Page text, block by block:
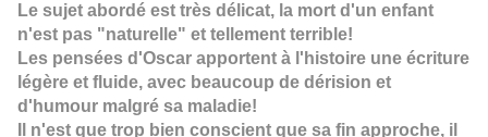
Le sujet abordé est très délicat, la mort d'un enfant
n'est pas "naturelle" et tellement terrible!
Les pensées d'Oscar apportent à l'histoire une écriture
légère et fluide, avec beaucoup de dérision et
d'humour malgré sa maladie!
Il n'est que trop bien conscient que sa fin approche, il